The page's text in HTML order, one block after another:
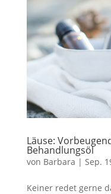
Läuse:
Behandlungsöl
von Barbara | Sep.
Keiner redet gerne